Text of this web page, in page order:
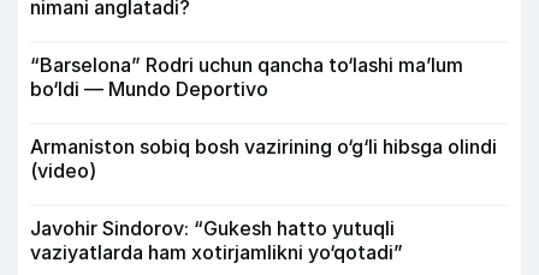
nimani anglatadi?
“Barselona” Rodri uchun qancha to‘lashi ma’lum
bo‘ldi — Mundo Deportivo
Armaniston sobiq bosh vazirining o‘g‘li hibsga olindi
(video)
Javohir Sindorov: “Gukesh hatto yutuqli
vaziyatlarda ham xotirjamlikni yo‘qotadi”